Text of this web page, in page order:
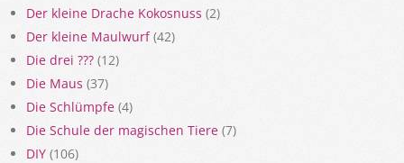
Der kleine Drache Kokosnuss (2)
Der kleine Maulwurf(42)
Die drei ??? (12)
Die Maus (37)
Die Schlümpfe (4)
Die Schule der magischen Tiere (7)
DIY (106)